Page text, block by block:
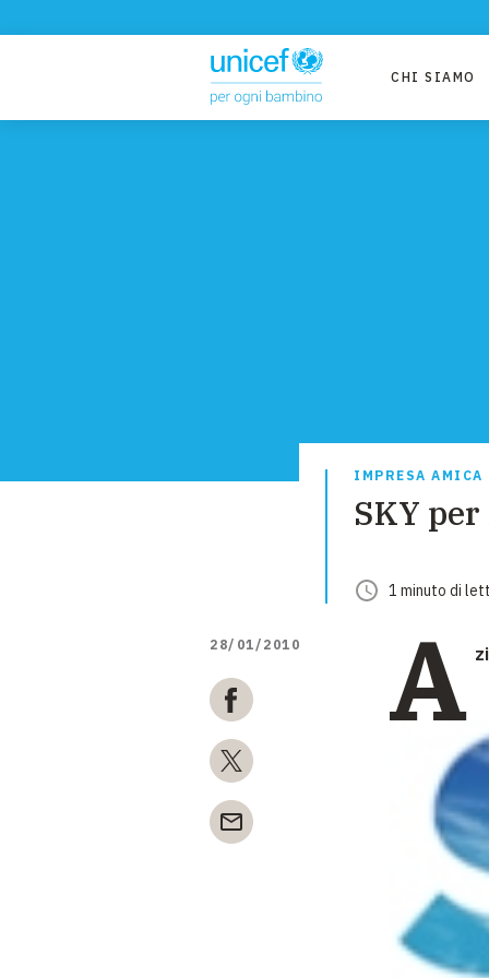
CHI SIAMO
IMPRESA AMICA
SKY
1 minuto di
28/01/2010 A